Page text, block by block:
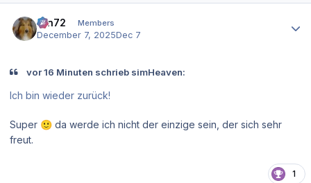
ron72 Members
December 7, 2025Dec 7
vor 16 Minuten schrieb simHeaven:
Ich bin wieder zurück!
Super 🙂 da werde ich nicht der einzige sein, der sich sehr
freut.
1